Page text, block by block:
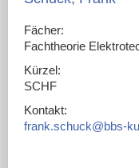
SCHULLEBEN
DOWNLOADS
LINKS
Fächer:
Fachtheorie
Kürzel:
SCHF
Kontakt:
frank.schuck@bbs-